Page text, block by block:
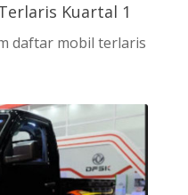
Kuartal 1
daftar mobil terlaris